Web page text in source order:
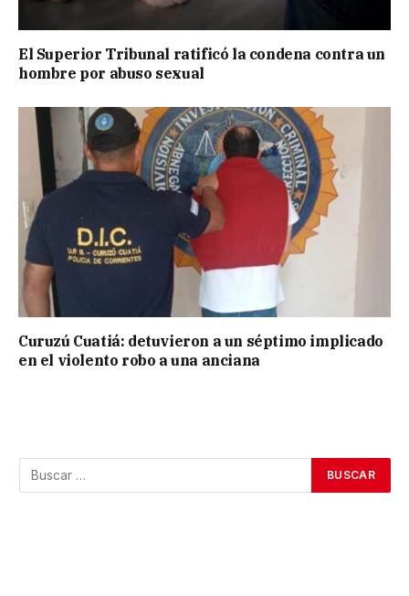
El Superior Tribunal ratificó la condena contra un
hombre por abuso sexual
Curuzú Cuatiá: detuvieron a un séptimo implicado
en el violento robo a una anciana